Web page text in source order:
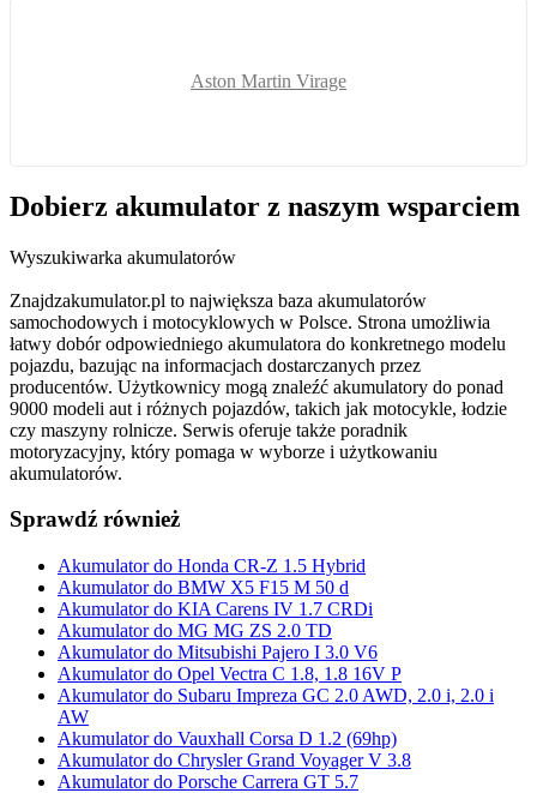
Aston Martin Virage
Dobierz akumulator z naszym wsparciem
Wyszukiwarka akumulatorów
Znajdzakumulator.pl to największa baza akumulatorów
samochodowych i motocyklowych w Polsce. Strona umożliwia
łatwy dobór odpowiedniego akumulatora do konkretnego modelu
pojazdu, bazując na informacjach dostarczanych przez
producentów. Użytkownicy mogą znaleźć akumulatory do ponad
9000 modeli aut i różnych pojazdów, takich jak motocykle, łodzie
czy maszyny rolnicze. Serwis oferuje także poradnik
motoryzacyjny, który pomaga w wyborze i użytkowaniu
akumulatorów.
Sprawdź również
Akumulator do Honda CR-Z 1.5 Hybrid
Akumulator do BMW X5 F15 M 50 d
Akumulator do KIA Carens IV 1.7 CRDi
Akumulator do MG MG ZS 2.0 TD
Akumulator do Mitsubishi Pajero I 3.0 V6
Akumulator do Opel Vectra C 1.8, 1.8 16V P
Akumulator do Subaru Impreza GC 2.0 AWD, 2.0 i, 2.0 i
AW
Akumulator do Vauxhall Corsa D 1.2 (69hp)
Akumulator do Chrysler Grand Voyager V 3.8
Akumulator do Porsche Carrera GT 5.7